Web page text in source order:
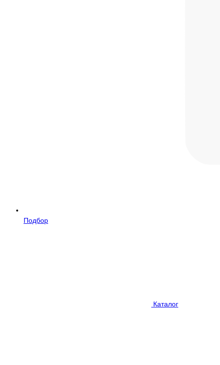
Подбор
Каталог